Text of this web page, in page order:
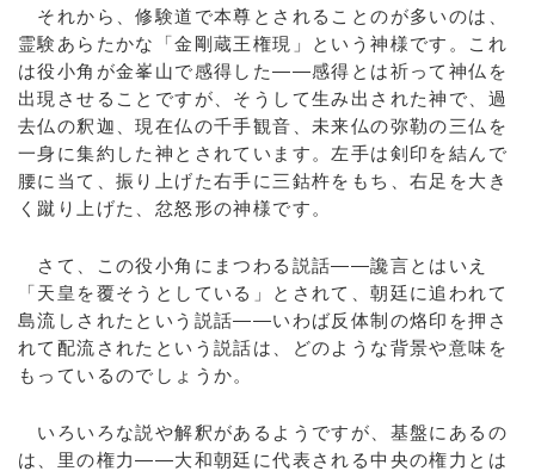
それから、修験道で本尊とされることのが多いのは、
霊験あらたかな「金剛蔵王権現」という神様です。これ
は役小角が金峯山で感得した――感得とは祈って神仏を
出現させることですが、そうして生み出された神で、過
去仏の釈迦、現在仏の千手観音、未来仏の弥勒の三仏を
一身に集約した神とされています。左手は剣印を結んで
腰に当て、振り上げた右手に三鈷杵をもち、右足を大き
く蹴り上げた、忿怒形の神様です。
さて、この役小角にまつわる説話――讒言とはいえ
「天皇を覆そうとしている」とされて、朝廷に追われて
島流しされたという説話――いわば反体制の烙印を押さ
れて配流されたという説話は、どのような背景や意味を
もっているのでしょうか。
いろいろな説や解釈があるようですが、基盤にあるの
は、里の権力――大和朝廷に代表される中央の権力とは